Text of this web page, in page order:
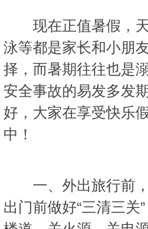
现在正值暑假，
泳等都是家长和小朋
择，而暑期往往也是
安全事故的易发多发
好，大家在享受快乐
中！
一、外出旅行前
出门前做好“三清三关